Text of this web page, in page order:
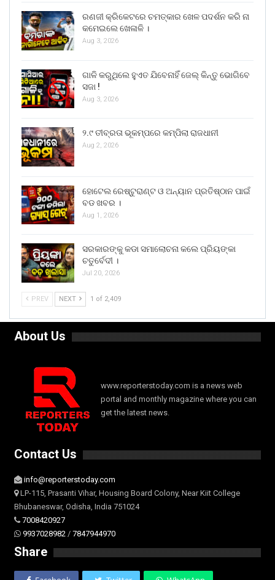
ରଣଜୀ କ୍ରିକେଟରେ ଚମତ୍କାର ଖେଳ ପଦର୍ଶନ କରି ନା
କମେଇଲେ ଖେଳାଳି ।
Aug 3, 2026
ଗାଳି କରୁଥିଲେ ହୁଏତ ଯିବେନାହିଁ ଜେଲ୍ କିନ୍ତୁ ଭୋଗିବେ
ସଜା !
Aug 3, 2026
୨.୯ ତୀବ୍ରତା ଭୂକମ୍ପରେ କମ୍ପିଲା ରାଜଧାନୀ
Aug 2, 2026
ହୋଟେଲ ରେଷ୍ଟୁରାଣ୍ଟ ଓ ଅନ୍ୟାନ ପ୍ରତିଷ୍ଠାନ ପାଇଁ
ବଡ ଖବର ।
Aug 1, 2026
ସରକାରଙ୍କୁ କଡା ସମାଲୋଚନା କଲେ ପ୍ରିୟଙ୍କା
ଚତୁର୍ବେଦୀ ।
Jul 20, 2026
PREV NEXT 1 of 2,409
About Us
www.reporterstoday.com is a news web
portal and monthly magazine where you can
get the latest news.
Contact Us
info@reporterstoday.com
LP-115, Prasanti Vihar, Housing Board Colony, Near Kiit College
Bhubaneswar, Odisha, India 751024
7008420927
9937028982 / 7847944970
Share